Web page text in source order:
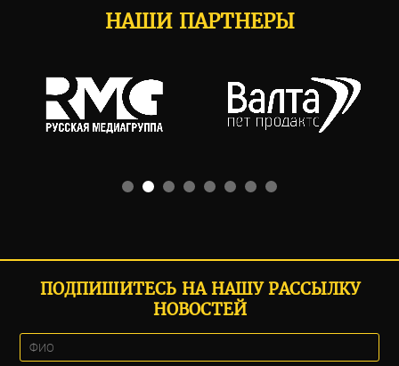
НАШИ ПАРТНЕРЫ
ПОДПИШИТЕСЬ НА НАШУ РАССЫЛКУ
НОВОСТЕЙ